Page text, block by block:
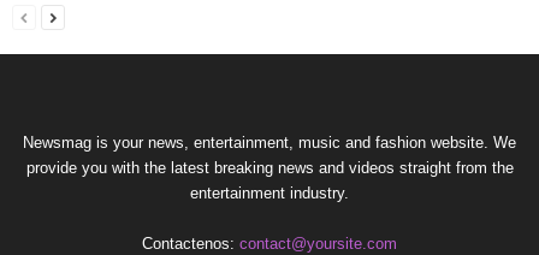
Newsmag is your news, entertainment, music and fashion website. We
provide you with the latest breaking news and videos straight from the
entertainment industry.
Contactenos: contact@yoursite.com